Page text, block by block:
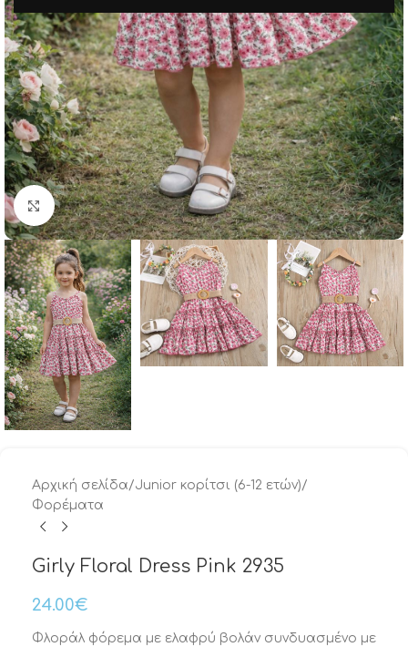
Μεγέθυνση
Αρχική σελίδα/Junior κορίτσι (6-12 ετών)/
Φορέματα
Girly Floral Dress Pink 2935
24.00€
Φλοράλ φόρεμα με ελαφρύ βολάν συνδυασμένο με